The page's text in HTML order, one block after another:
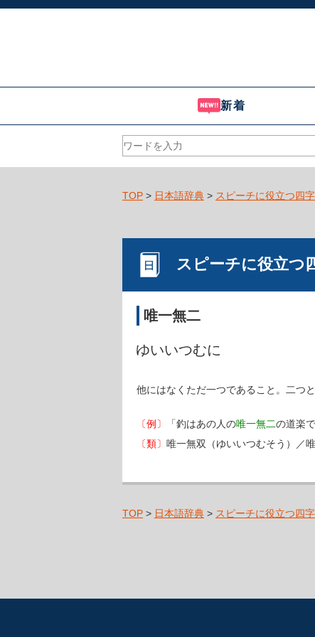
新着
TOP > 日本語辞典 > スピーチに役立つ四
スピーチに役立つ
唯一無二
ゆいいつむに
他にはなくただ一つであること。二つ
〔例〕 「釣はあの人の唯一無二の道楽
〔類〕 唯一無双（ゆいいつむそう）／
TOP > 日本語辞典 > スピーチに役立つ四